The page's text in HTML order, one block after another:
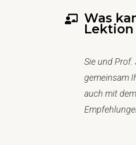
Was
Lektion
Sie und
gemeinsam
auch mit